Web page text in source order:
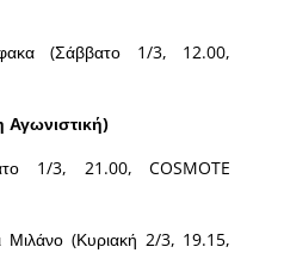
(Σάββατο 1/3, 12.00,
Αγωνιστική)
1/3, 21.00, COSMOTE
Μιλάνο (Κυριακή 2/3, 19.15,